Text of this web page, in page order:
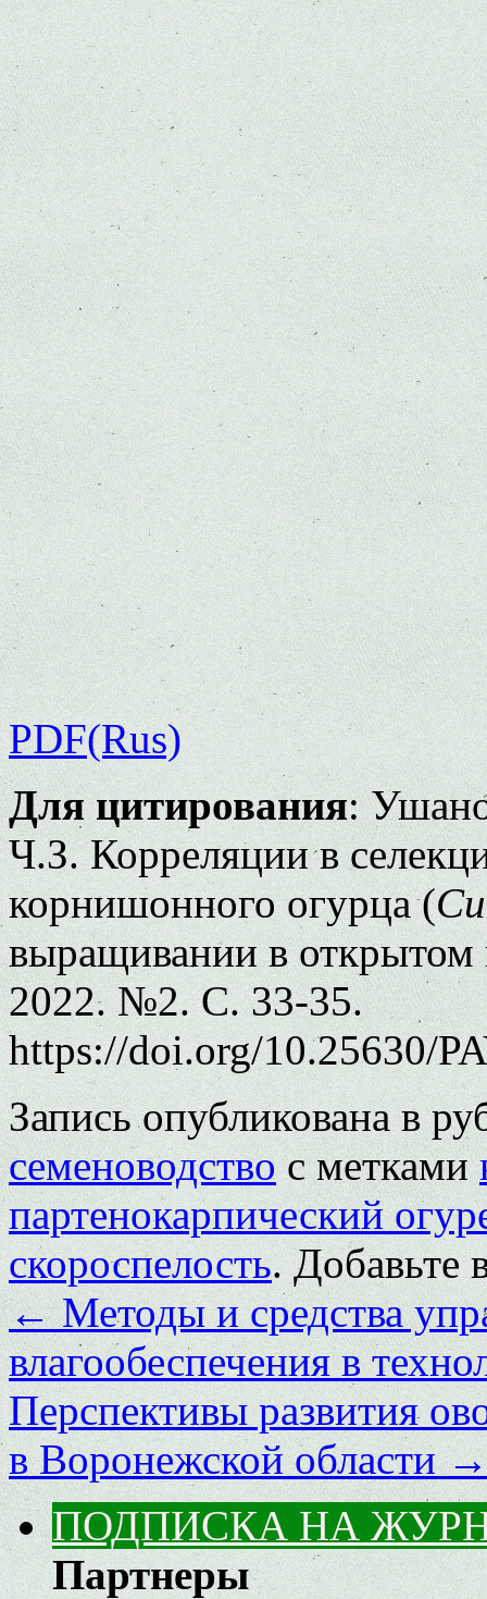
PDF(Rus)
Для цитирования:
Ч.З. Корреляции в
корнишонного огурца (
выращивании в
2022. №2. С. 33-35.
https://doi.org/10.25630/
Запись опубликована в
семеноводствос метками
партенокарпический
скороспелость. Добавьте
←Методы и средства
влагообеспечения в
Перспективы развития
в Воронежской области
ПОДПИСКА НА
Партнеры